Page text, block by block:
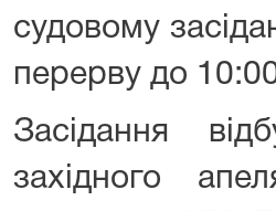
судовому
перерву до
Засідання
західного